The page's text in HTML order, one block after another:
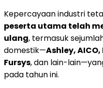
Kepercayaan industri
peserta utama telah
ulang, termasuk
domestik—Ashley, AICO,
Fursys, dan lain-
pada tahun ini.